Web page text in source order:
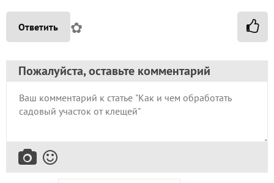
Ответить ✿
Пожалуйста, оставьте комментарий